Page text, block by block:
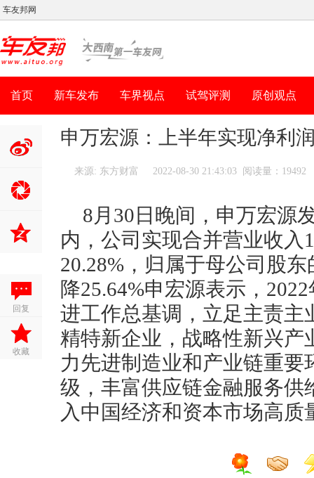
车友邦网
首页 新车发布 车界视点 试驾评测 原创观点
浪微博
回复
收藏
申万宏源：上半年实现净利
来源: 东方财富 2022-08-30 21:43:03 阅读量：19492
8月30日晚间，申万宏源
内，公司实现合并营业收入
20.28%，归属于母公司股
降25.64%申宏源表示，
进工作总基调，立足主责
精特新企业，战略性新兴
力先进制造业和产业链重
级，丰富供应链金融服务供
入中国经济和资本市场高质